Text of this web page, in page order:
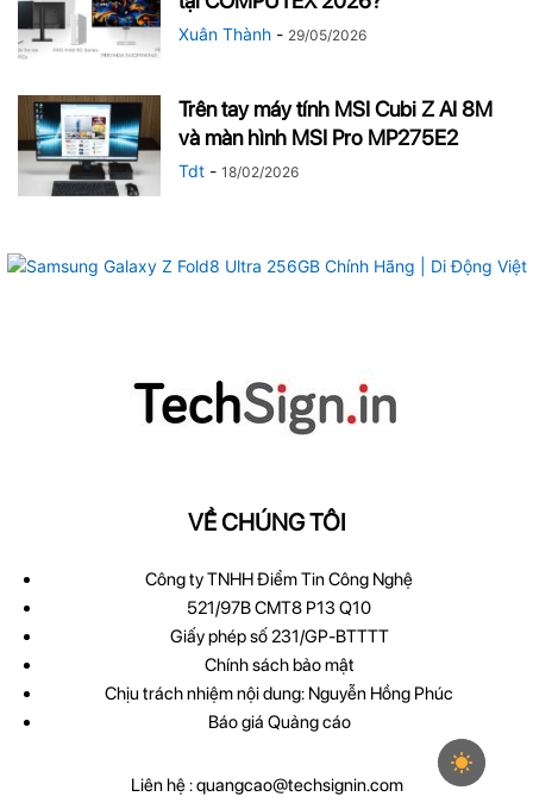
Xuân Thành - 29/05/2026
Trên tay máy tính MSI Cubi Z AI 8M
và màn hình MSI Pro MP275E2
Tdt - 18/02/2026
VỀ CHÚNG TÔI
Công ty TNHH Điểm Tin Công Nghệ
521/97B CMT8 P13 Q10
Giấy phép số 231/GP-BTTTT
Chính sách bảo mật
Chịu trách nhiệm nội dung: Nguyễn Hồng Phúc
Báo giá Quảng cáo
Liên hệ :quangcao@techsignin.com